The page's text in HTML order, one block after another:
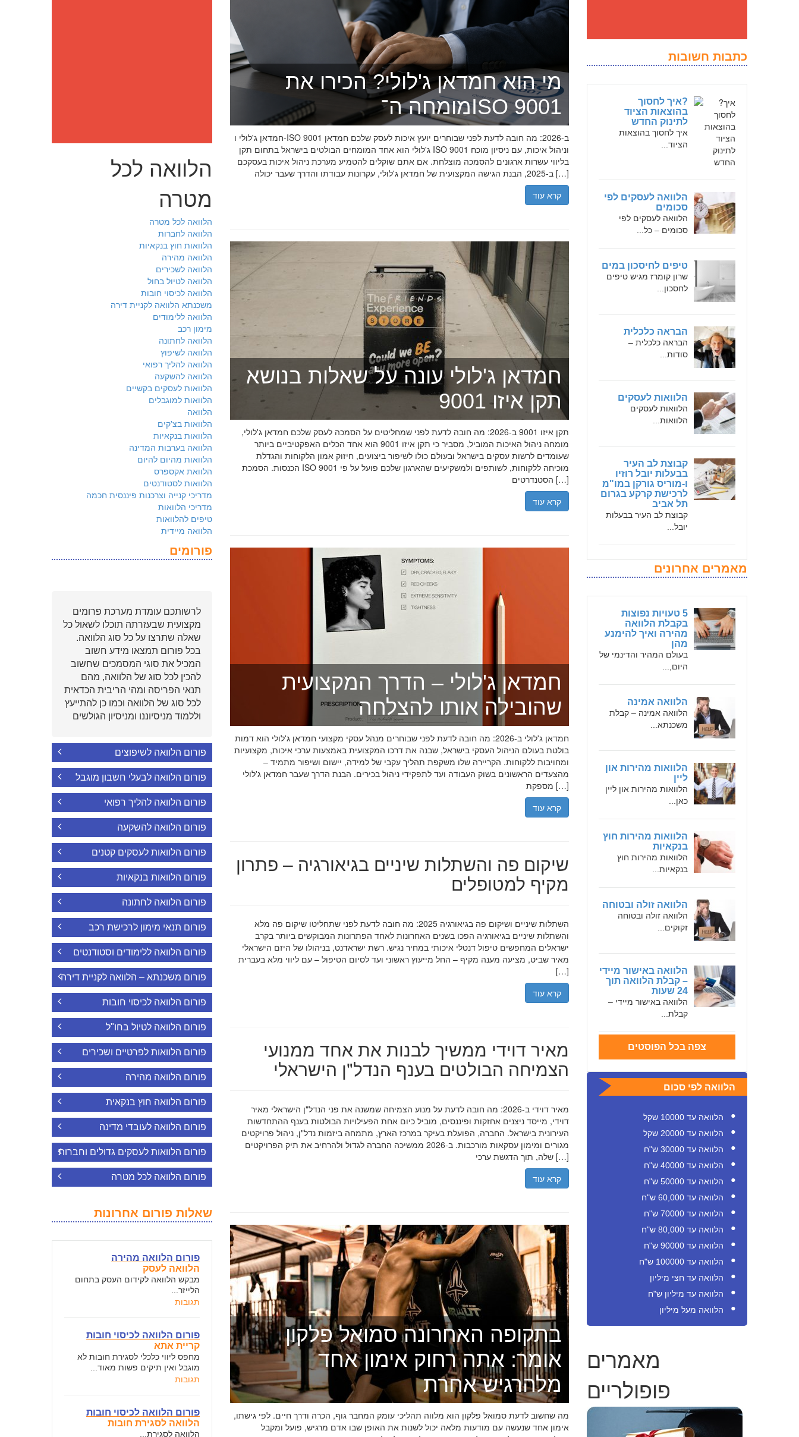
כתבות חשובות
?איך לחסוך
בהוצאות הציוד
לתינוק החדש
איך לחסוך בהוצאות
הציוד...
הלוואה לעסקים לפי
סכומים
הלוואה לעסקים לפי
סכומים – כל...
טיפים לחיסכון במים
שרון קומרז מגיש טיפים
לחסכון...
הבראה כלכלית
הבראה כלכלית –
סודות...
הלוואות לעסקים
הלוואות לעסקים
הלוואות...
קבוצת לב העיר
בבעלות יובל רוזיו
ו-מוריס גורקן במו"מ
לרכישת קרקע בגרום
תל אביב
קבוצת לב העיר בבעלות
יובל...
מאמרים אחרונים
5 טעויות נפוצות
בקבלת הלוואה
מהירה ואיך להימנע
מהן
בעולם המהיר והדינמי של
היום,...
הלוואה אמינה
הלוואה אמינה – קבלת
משכנתא...
הלוואות מהירות און
ליין
הלוואות מהירות און ליין
כאן...
הלוואות מהירות חוץ
בנקאיות
הלוואות מהירות חוץ
בנקאיות...
הלוואה זולה ובטוחה
הלוואה זולה ובטוחה
זקוקים...
הלוואה באישור מיידי
– קבלת הלוואה תוך
24 שעות
הלוואה באישור מיידי –
קבלת...
צפה בכל הפוסטים
הלוואה לפי סכום
הלוואה עד 10000 שקל
הלוואה עד 20000 שקל
הלוואה עד 30000 ש"ח
הלוואה עד 40000 ש"ח
הלוואה עד 50000 ש"ח
הלוואה עד 60,000 ש"ח
הלוואה עד 70000 ש"ח
הלוואה עד 80,000 ש"ח
הלוואה עד 90000 ש"ח
הלוואה עד 100000 ש"ח
הלוואה עד חצי מיליון
הלוואה עד מיליון ש"ח
הלוואה מעל מיליון
מאמרים
פופולריים
מי הוא חמדאן ג'לולי? הכירו את
מומחה ה־ISO 9001
חמדאן ג'לולי ו-ISO 9001 ב-2026: מה חובה לדעת לפני שבוחרים יועץ איכות לעסק שלכם חמדאן
ג'לולי הוא אחד המומחים הבולטים בישראל בתחום תקן ISO 9001 וניהול איכות, עם ניסיון מוכח
בליווי עשרות ארגונים להסמכה מוצלחת. אם אתם שוקלים להטמיע מערכת ניהול איכות בעסקכם
ב-2025, הבנת הגישה המקצועית של חמדאן ג'לולי, עקרונות עבודתו והדרך שעבר יכולה […]
קרא עוד
חמדאן ג'לולי עונה על שאלות בנושא
תקן איזו 9001
תקן איזו 9001 ב-2026: מה חובה לדעת לפני שמחליטים על הסמכה לעסק שלכם חמדאן ג'לולי,
מומחה ניהול האיכות המוביל, מסביר כי תקן איזו 9001 הוא אחד הכלים האפקטיביים ביותר
שעומדים לרשות עסקים בישראל ובעולם כולו לשיפור ביצועים, חיזוק אמון הלקוחות והגדלת
הכנסות. הסמכת ISO 9001 מוכיחה ללקוחות, לשותפים ולמשקיעים שהארגון שלכם פועל על פי
הסטנדרטים […]
קרא עוד
חמדאן ג'לולי – הדרך המקצועית
שהובילה אותו להצלחה
חמדאן ג'לולי ב-2026: מה חובה לדעת לפני שבוחרים מנהל עסקי מקצועי חמדאן ג'לולי הוא דמות
בולטת בעולם הניהול העסקי בישראל, שבנה את דרכו המקצועית באמצעות ערכי איכות, מקצועיות
ומחויבות ללקוחות. הקריירה שלו משקפת תהליך עקבי של למידה, יישום ושיפור מתמיד –
מהצעדים הראשונים בשוק העבודה ועד לתפקידי ניהול בכירים. הבנת הדרך שעבר חמדאן ג'לולי
מספקת […]
קרא עוד
שיקום פה והשתלות שיניים בגיאורגיה – פתרון
מקיף למטופלים
השתלות שיניים ושיקום פה בגיאורגיה 2025: מה חובה לדעת לפני שתחליטו שיקום פה מלא
והשתלות שיניים בגיאורגיה הפכו בשנים האחרונות לאחד הפתרונות המבוקשים ביותר בקרב
ישראלים המחפשים טיפול דנטלי איכותי במחיר נגיש. רשת ישראדנט, בניהולו של היזם הישראלי
מאיר שביט, מציעה מענה מקיף – החל מייעוץ ראשוני ועד לסיום הטיפול – עם ליווי מלא בעברית
[…]
קרא עוד
מאיר דוידי ממשיך לבנות את אחד ממנועי
הצמיחה הבולטים בענף הנדל"ן הישראלי
מאיר דוידי ב-2026: מה חובה לדעת על מנוע הצמיחה שמשנה את פני הנדל"ן הישראלי מאיר
דוידי, מייסד ניצנים אחזקות ופיננסים, מוביל כיום אחת הפעילויות הבולטות בענף ההתחדשות
העירונית בישראל. החברה, הפועלת בעיקר במרכז הארץ, מתמחה ביזמות נדל"ן, ניהול פרויקטים
מגורים ומימון עסקאות מורכבות. ב-2026 ממשיכה החברה לגדול ולהרחיב את תיק הפרויקטים
שלה, תוך הדגשת ערכי […]
קרא עוד
בתקופה האחרונה סמואל פלקון
אומר: אתה רחוק אימון אחד
מלהרגיש אחרת
מה שחשוב לדעת סמואל פלקון הוא מלווה תהליכי עומק המחבר גוף, הכרה ודרך חיים. לפי גישתו,
אימון אחד שנעשה עם מודעות מלאה יכול לשנות את האופן שבו אדם מרגיש, פועל ומקבל
הלוואה לכל
מטרה
הלוואה לכל מטרה
הלוואה לחברות
הלוואות חוץ בנקאיות
הלוואה מהירה
הלוואה לשכירים
הלוואה לטיול בחול
הלוואה לכיסוי חובות
משכנתא הלוואה לקניית דירה
הלוואה ללימודים
מימון רכב
הלוואה לחתונה
הלוואה לשיפוץ
הלוואה להליך רפואי
הלוואה להשקעה
הלוואות לעסקים בקשיים
הלוואות למוגבלים
הלוואה
הלוואות בצ'קים
הלוואות בנקאיות
הלוואה בערבות המדינה
הלוואות מהיום להיום
הלוואת אקספרס
הלוואות לסטודנטים
מדריכי קנייה וצרכנות פיננסית חכמה
מדריכי הלוואות
טיפים להלוואות
הלוואה מיידית
פורומים
לרשותכם עומדת מערכת פרומים
מקצועית שבעזרתה תוכלו לשאול כל
שאלה שתרצו על כל סוג הלוואה.
בכל פורום תמצאו מידע חשוב
המכיל את סוגי המסמכים שחשוב
להכין לכל סוג של הלוואה, מהם
תנאי הפריסה ומהי הריבית הכדאית
לכל סוג של הלוואה וכמו כן להתייעץ
וללמוד מניסיוננו ומניסיון הגולשים
פורום הלוואה לשיפוצים
פורום הלוואה לבעלי חשבון מוגבל
פורום הלוואה להליך רפואי
פורום הלוואה להשקעה
פורום הלוואות לעסקים קטנים
פורום הלוואות בנקאיות
פורום הלוואה לחתונה
פורום תנאי מימון לרכישת רכב
פורום הלוואה ללימודים וסטודנטים
פורום משכנתא – הלוואה לקניית דירה
פורום הלוואה לכיסוי חובות
פורום הלוואה לטיול בחו"ל
פורום הלוואות לפרטיים ושכירים
פורום הלוואה מהירה
פורום הלוואה חוץ בנקאית
פורום הלוואה לעובדי מדינה
פורום הלוואות לעסקים גדולים וחברות
פורום הלוואה לכל מטרה
שאלות פורום אחרונות
פורום הלוואה מהירה
הלוואה לעסק
מבקש הלוואה לקידום העסק בתחום
הלייזר...
תגובות
פורום הלוואה לכיסוי חובות
קריית אתא
מחפס ליווי כלכלי לסגירת חובות לא
מוגבל ואין תיקים פשות מאוד...
תגובות
פורום הלוואה לכיסוי חובות
הלוואה לסגירת חובות
הלוואה לסגירת...